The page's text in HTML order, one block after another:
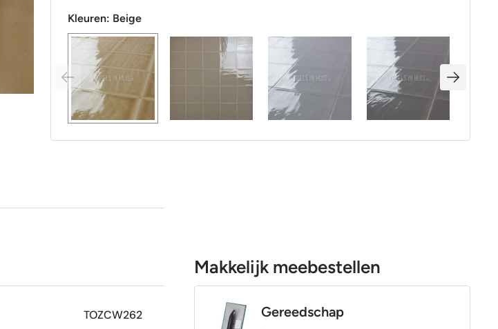
Kleuren: Beige
TOZCW262
Makkelijk meebestellen
Gereedschap